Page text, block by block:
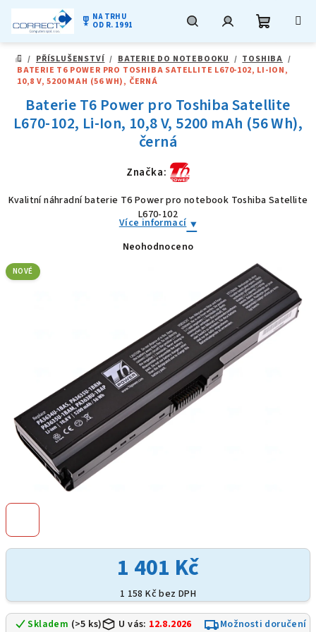
obsah
military_tech NA TRHU
OD R. 1991
DOMŮ
/ PŘÍSLUŠENSTVÍ / BATERIE DO NOTEBOOKU / TOSHIBA /
BATERIE T6 POWER PRO TOSHIBA SATELLITE L670-102, LI-ION,
10,8 V, 5200 MAH (56 WH), ČERNÁ
1 401 Kč
1 158 Kč bez DPH
Skladem (>5 ks) U vás: 12.8.2026
Možnosti doručení
Baterie T6 Power pro Toshiba Satellite
L670-102, Li-Ion, 10,8 V, 5200 mAh (56 Wh),
černá
Značka:
Kvalitní náhradní baterie T6 Power pro notebook Toshiba Satellite
L670-102
Více informací
Průměrné
hvězdiček.
Neohodnoceno
NOVÉ